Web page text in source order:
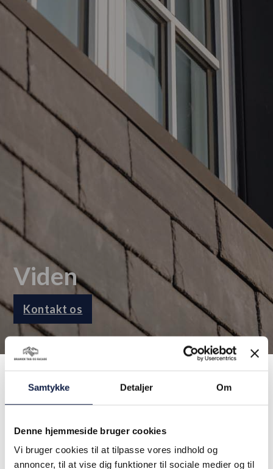
Samtykke Detaljer Om
Denne hjemmeside bruger cookies
Vi bruger cookies til at tilpasse vores indhold og
annoncer, til at vise dig funktioner til sociale medier og til
Viden
Kontakt os